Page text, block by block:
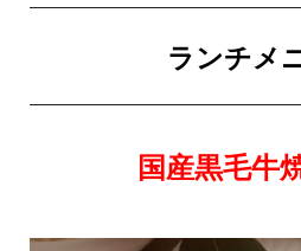
ランチメ
国産黒毛牛